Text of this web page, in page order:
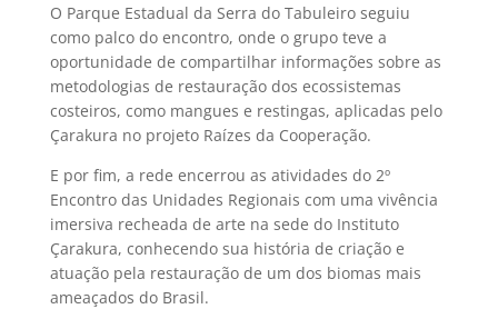
O Parque Estadual da Serra do Tabuleiro seguiu
como palco do encontro, onde o grupo teve a
oportunidade de compartilhar informações sobre as
metodologias de restauração dos ecossistemas
costeiros, como mangues e restingas, aplicadas pelo
Çarakura no projeto Raízes da Cooperação.
E por fim, a rede encerrou as atividades do 2º
Encontro das Unidades Regionais com uma vivência
imersiva recheada de arte na sede do Instituto
Çarakura, conhecendo sua história de criação e
atuação pela restauração de um dos biomas mais
ameaçados do Brasil.